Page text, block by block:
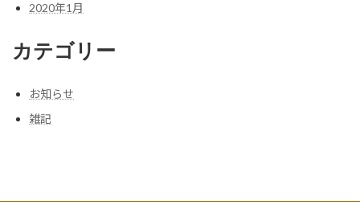
2020年1月
カテゴリー
お知らせ
雑記